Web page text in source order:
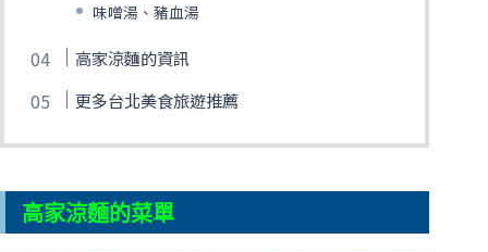
味噌湯、豬血湯
高家涼麵的資訊
更多台北美食旅遊推薦
高家涼麵的菜單